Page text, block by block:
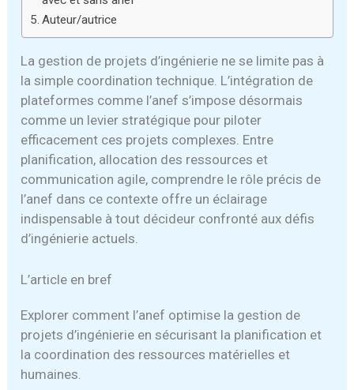
Auteur/autrice
La gestion de projets d’ingénierie ne se limite pas à
la simple coordination technique. L’intégration de
plateformes comme l’anef s’impose désormais
comme un levier stratégique pour piloter
efficacement ces projets complexes. Entre
planification, allocation des ressources et
communication agile, comprendre le rôle précis de
l’anef dans ce contexte offre un éclairage
indispensable à tout décideur confronté aux défis
d’ingénierie actuels.
L’article en bref
Explorer comment l’anef optimise la gestion de
projets d’ingénierie en sécurisant la planification et
la coordination des ressources matérielles et
humaines.